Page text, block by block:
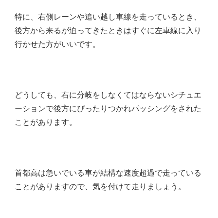
特に、右側レーンや追い越し車線を走っているとき、
後方から来るが迫ってきたときはすぐに左車線に入り
行かせた方がいいです。
どうしても、右に分岐をしなくてはならないシチュエ
ーションで後方にぴったりつかれパッシングをされた
ことがあります。
首都高は急いでいる車が結構な速度超過で走っている
ことがありますので、気を付けて走りましょう。